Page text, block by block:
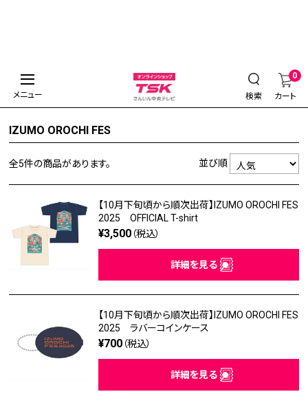
検索 カート
0
メニュー
IZUMO OROCHI FES
全5件の商品があります。 並び順
【10月下旬頃から順次出荷】IZUMO OROCHI FES
2025 OFFICIAL T-shirt
¥3,500 （税込）
詳細を見る
【10月下旬頃から順次出荷】IZUMO OROCHI FES
2025 ラバーコインケース
¥700 （税込）
詳細を見る